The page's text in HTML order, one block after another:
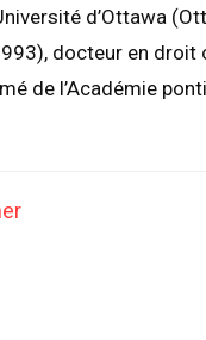
d’Ottawa
docteur en
de l’Académie